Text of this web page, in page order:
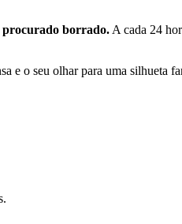
procurado borrado. A cada 24
e o seu olhar para uma silhueta